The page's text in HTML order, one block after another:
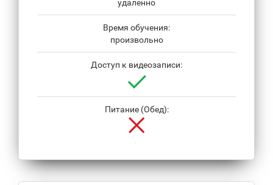
удаленно
Время обучения:
произвольно
Доступ к видеозаписи:
Питание (Обед):